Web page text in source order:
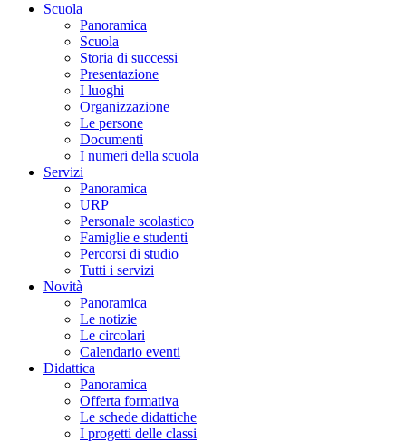
Scuola
Panoramica
Scuola
Storia di successi
Presentazione
I luoghi
Organizzazione
Le persone
Documenti
I numeri della scuola
Servizi
Panoramica
URP
Personale scolastico
Famiglie e studenti
Percorsi di studio
Tutti i servizi
Novità
Panoramica
Le notizie
Le circolari
Calendario eventi
Didattica
Panoramica
Offerta formativa
Le schede didattiche
I progetti delle classi